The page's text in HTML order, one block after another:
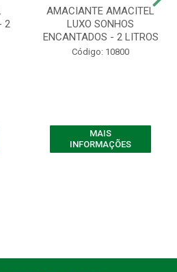
2
AMACIANTE AMACITEL
LUXO SONHOS
ENCANTADOS - 2 LITROS
Código: 10800
MAIS
INFORMAÇÕES